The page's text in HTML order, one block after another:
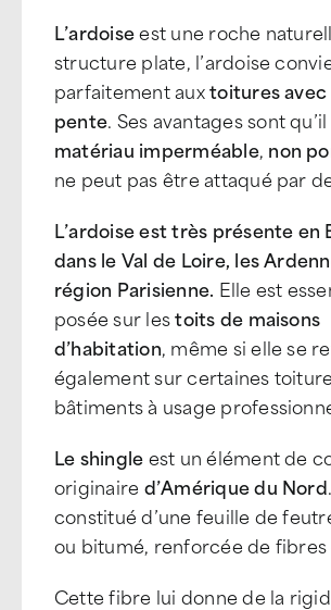
L’ardoiseest une roche
structure plate, l’ardoise
parfaitement auxtoitures
pente. Ses avantages sont qu’il
matériau imperméable, non
ne peut pas être attaqué par
L’ardoise est très présente en
dans le Val de Loire, les
région Parisienne. Elle est
posée sur lestoits de maisons
d’habitation, même si elle se
également sur certaines
bâtiments à usage
Le shingleest un élément de
originaire d’Amérique du Nord
constitué d’une feuille de
ou bitumé, renforcée de
Cette fibre lui donne de la